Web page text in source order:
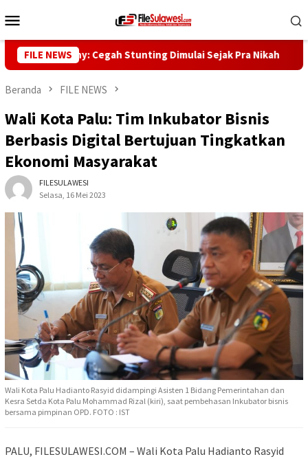
ke
Mobile
FILE NEWS
Reny: Cegah Stunting Dimulai Sejak Pra Nikah
Beranda FILE NEWS
Wali Kota Palu: Tim Inkubator Bisnis
Berbasis Digital Bertujuan Tingkatkan
Ekonomi Masyarakat
FILESULAWESI
Selasa, 16 Mei 2023
Wali Kota Palu Hadianto Rasyid didampingi Asisten 1 Bidang Pemerintahan dan
Kesra Setda Kota Palu Mohammad Rizal (kiri), saat pembehasan Inkubator bisnis
bersama pimpinan OPD. FOTO : IST
PALU, FILESULAWESI.COM – Wali Kota Palu Hadianto Rasyid